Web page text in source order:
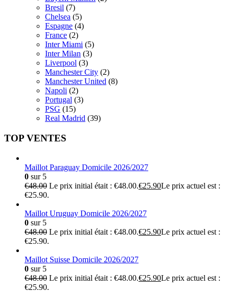
Bresil (7)
Chelsea (5)
Espagne (4)
France (2)
Inter Miami (5)
Inter Milan (3)
Liverpool (3)
Manchester City (2)
Manchester United (8)
Napoli (2)
Portugal (3)
PSG (15)
Real Madrid (39)
TOP VENTES
Maillot Paraguay Domicile 2026/2027
0 sur 5
€48.00 Le prix initial était : €48.00.€25.90Le prix actuel est :
€25.90.
Maillot Uruguay Domicile 2026/2027
0 sur 5
€48.00 Le prix initial était : €48.00.€25.90Le prix actuel est :
€25.90.
Maillot Suisse Domicile 2026/2027
0 sur 5
€48.00 Le prix initial était : €48.00.€25.90Le prix actuel est :
€25.90.